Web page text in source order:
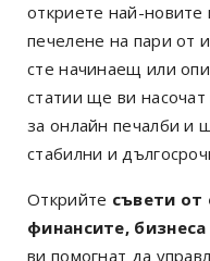
откриете най-новите
печелене на пари от
сте начинаещ или
статии ще ви
за онлайн печалби и
стабилни и
Открийте съвети от
финансите,
ви помогнат да